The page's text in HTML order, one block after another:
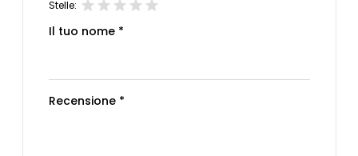
Stelle:
Il tuo nome *
Recensione *